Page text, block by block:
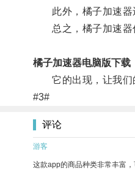
此外，橘子加速器还
总之，橘子加速器作
橘子加速器电脑版下载
它的出现，让我们
#3#
评论
游客
这款app的商品种类非常丰富，